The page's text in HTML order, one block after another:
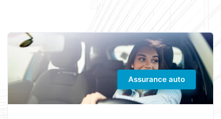
Assurance auto